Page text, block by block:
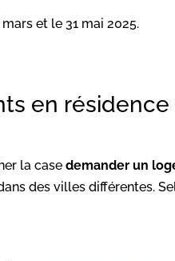
et le 31 mai 2025.
en résidence
la case demander un
des villes différentes.